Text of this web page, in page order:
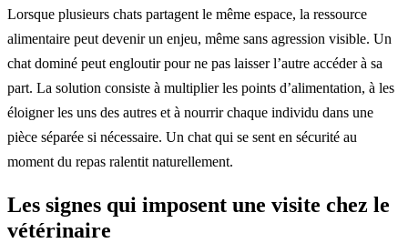
Lorsque plusieurs chats partagent le même espace, la ressource
alimentaire peut devenir un enjeu, même sans agression visible. Un
chat dominé peut engloutir pour ne pas laisser l’autre accéder à sa
part. La solution consiste à multiplier les points d’alimentation, à les
éloigner les uns des autres et à nourrir chaque individu dans une
pièce séparée si nécessaire. Un chat qui se sent en sécurité au
moment du repas ralentit naturellement.
Les signes qui imposent une visite chez le
vétérinaire